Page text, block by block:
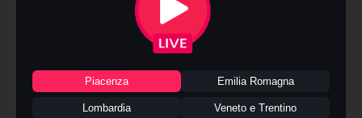
Piacenza Emilia Romagna
Lombardia Veneto e Trentino